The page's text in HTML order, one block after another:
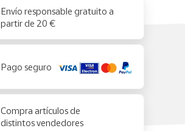
Envío responsable gratuito a
partir de 20 €
Pago seguro
Compra artículos de
distintos vendedores